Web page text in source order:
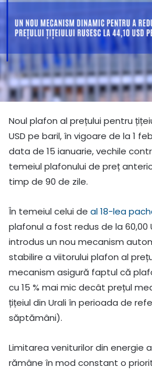
Noul plafon al prețului pentru
USD pe baril, în vigoare de la 1
data de 15 ianuarie, vechile
temeiul plafonului de preț
timp de 90 de zile.
În temeiul celui de al 18-lea
plafonul a fost redus de la 60,00
introdus un nou mecanism
stabilire a viitorului plafon al
mecanism asigură faptul că
cu 15 % mai mic decât prețul
țițeiul din Urali în perioada de
săptămâni).
Limitarea veniturilor din energie
rămâne în mod constant o